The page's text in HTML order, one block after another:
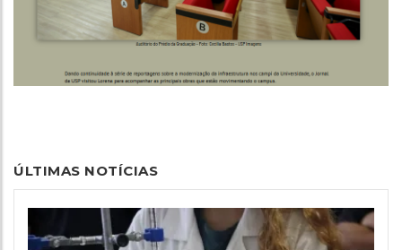
ÚLTIMAS NOTÍCIAS